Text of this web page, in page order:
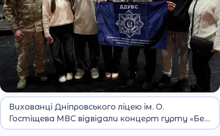
Захід проведено за підтримки керівництва
закладу освіти.
Вихованці Дніпровського ліцею ім. О.
Гостіщева МВС відвідали концерт гурту «Без
обмежень»